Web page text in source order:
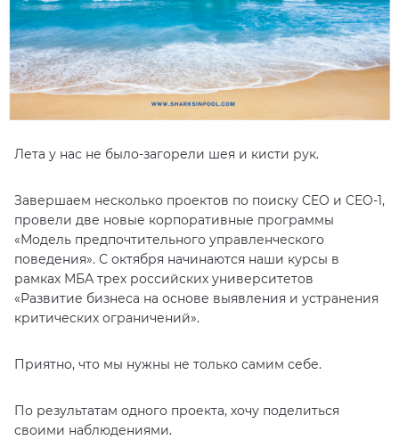
Лета у нас не было-загорели шея и кисти рук.
Завершаем несколько проектов по поиску CEO и CEO-1,
провели две новые корпоративные программы
«Модель предпочтительного управленческого
поведения». С октября начинаются наши курсы в
рамках МБА трех российских университетов
«Развитие бизнеса на основе выявления и устранения
критических ограничений».
Приятно, что мы нужны не только самим себе.
По результатам одного проекта, хочу поделиться
своими наблюдениями.